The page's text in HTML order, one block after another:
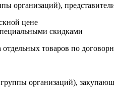
организаций),
цене
скидками
товаров по
организаций),